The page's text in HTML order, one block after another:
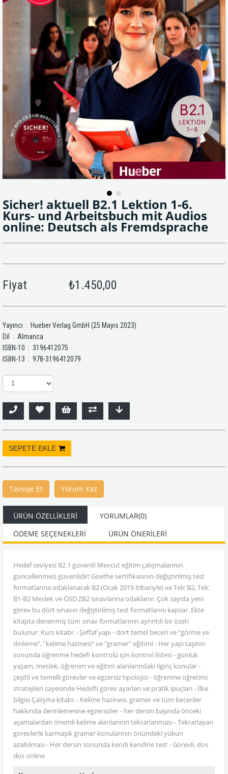
Sicher! aktuell B2.1 Lektion 1-6.
Kurs- und Arbeitsbuch mit Audios
online: Deutsch als Fremdsprache
Fiyat ₺1.450,00
Yayıncı ‏ : ‎ Hueber Verlag GmbH (25 Mayıs 2023)
Dil ‏ : ‎ Almanca
ISBN-10 ‏ : ‎ 3196412075
ISBN-13 ‏ : ‎ 978-3196412079
Tavsiye Et Yorum Yaz
ÜRÜN ÖZELLIKLERI YORUMLAR(0)
ÖDEME SEÇENEKLERI
ÜRÜN ÖNERILERI
Hedef seviyesi B2.1 güvenli! Mevcut eğitim çalışmalarının
güncellenmesi güvenlidir! Goethe sertifikasının değiştirilmiş test
formatlarına odaklanarak B2 (Ocak 2019 itibariyle) ve Telc B2, Telc
B1-B2 Meslek ve ÖSD ZB2 sınavlarına odaklanır. Çok sayıda yeni
görev bu dört sınavın değiştirilmiş test formatlarını kapsar. Ekte
kitapta denenmiş tüm sınav formatlarının ayrıntılı bir özeti
bulunur. Kurs kitabı: - Şeffaf yapı - dört temel beceri ve "görme ve
dinleme", "kelime hazinesi" ve "gramer" eğitimi - Her yapı taşının
sonunda öğrenme hedefi kontrolü için kontrol listesi - günlük
yaşam, meslek, öğrenim ve eğitim alanlarındaki ilginç konular -
çeşitli ve temelli görevler ve egzersiz tipolojisi - öğrenme öğretimi
stratejileri sayesinde Hedefli görev ayarları ve pratik ipuçları - İlke
bilgisi Çalışma kitabı: - Kelime hazinesi, gramer ve tüm beceriler
hakkında derinlemesine egzersizler - her dersin başında önceki
aşamalardan önemli kelime alanlarının tekrarlanması - Tekrarlayan
görevlerle karmaşık gramer konularının önündeki yükün
azaltılması - Her dersin sonunda kendi kendine test - Görevli. dos
dos online